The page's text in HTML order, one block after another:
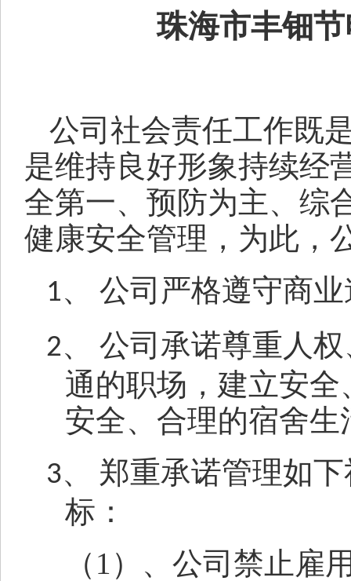
珠海市丰钿
公司社会责任工作既
是维持良好形象持续经
全第一、预防为主、综
健康安全管理，为此，
1、 公司严格遵守商
2、 公司承诺尊重人
通的职场，建立安
安全、合理的宿舍生
3、 郑重承诺管理如
标：
（ 1 ）、公司禁止雇